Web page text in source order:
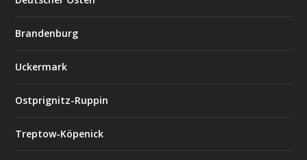
Brandenburg
Uckermark
Ostprignitz-Ruppin
Treptow-Köpenick